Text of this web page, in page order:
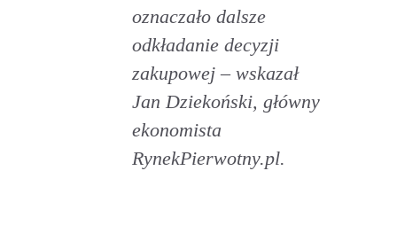
oznaczało dalsze
odkładanie decyzji
zakupowej – wskazał
Jan Dziekoński, główny
ekonomista
RynekPierwotny.pl.